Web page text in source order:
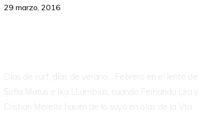
29 marzo, 2016
Días de surf, días de verano… Febrero en el lente de
Sofia Matus e Ixa LLambias, cuando Fernando Lira y
Cristian Merello hacen de lo suyo en olas de la Vta